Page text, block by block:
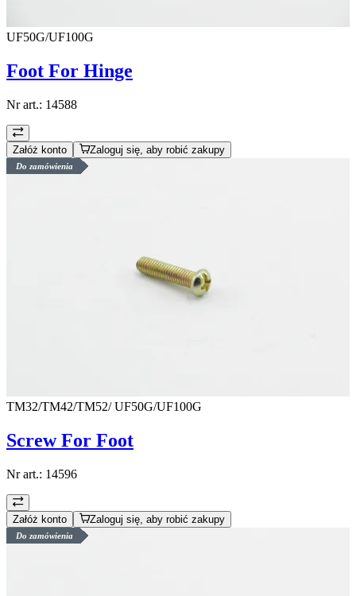
UF50G/UF100G
Foot For Hinge
Nr art.: 14588
Załóż konto Zaloguj się, aby robić zakupy
Do zamówienia
TM32/TM42/TM52/ UF50G/UF100G
Screw For Foot
Nr art.: 14596
Załóż konto Zaloguj się, aby robić zakupy
Do zamówienia